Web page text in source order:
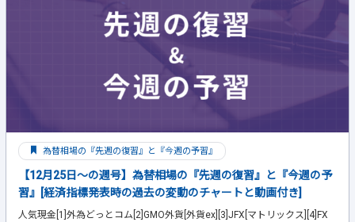
為替相場の『先週の復習』と『今週の予習』
【12月25日～の週号】為替相場の『先週の復習』と『今週の予
習』[経済指標発表時の過去の変動のチャートと動画付き]
人気現金[1]外為どっとコム[2]GMO外貨[外貨ex][3]JFX[マトリックス][4]FX